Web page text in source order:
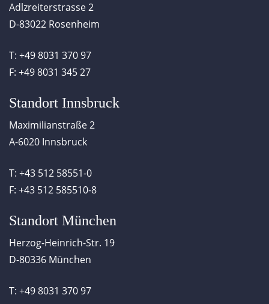
Adlzreiterstrasse 2
D-83022 Rosenheim
T: +49 8031 370 97
F: +49 8031 345 27
Standort Innsbruck
Maximilianstraße 2
A-6020 Innsbruck
T: +43 512 58551-0
F: +43 512 585510-8
Standort München
Herzog-Heinrich-Str. 19
D-80336 München
T: +49 8031 370 97